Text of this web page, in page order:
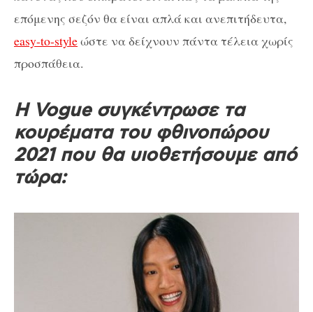
επόμενης σεζόν θα είναι απλά και ανεπιτήδευτα,
easy-to-styleώστε να δείχνουν πάντα τέλεια χωρίς
προσπάθεια.
H Vogue συγκέντρωσε τα
κουρέματα του φθινοπώρου
2021 που θα υιοθετήσουμε από
τώρα: